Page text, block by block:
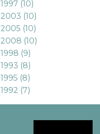
1997 (10)
2003 (10)
2005 (10)
2008 (10)
1998 (9)
1993 (8)
1995 (8)
1992 (7)